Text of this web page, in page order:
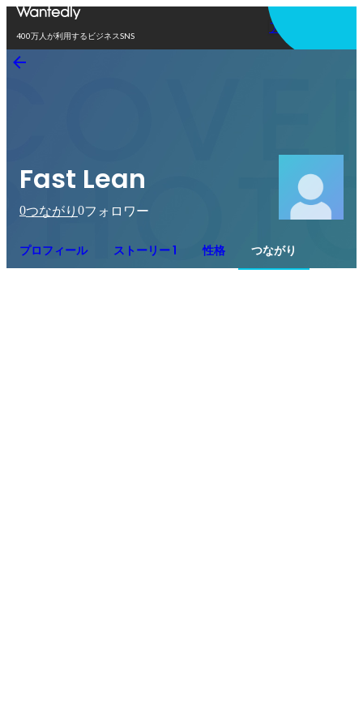
400万人が利用するビジネスSNS
アプリを使う
Fast Lean
0つながり 0フォロワー
プロフィール ストーリー 1 性格 つながり